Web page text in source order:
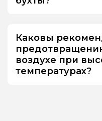
Каковы
воздухе при
температурах?